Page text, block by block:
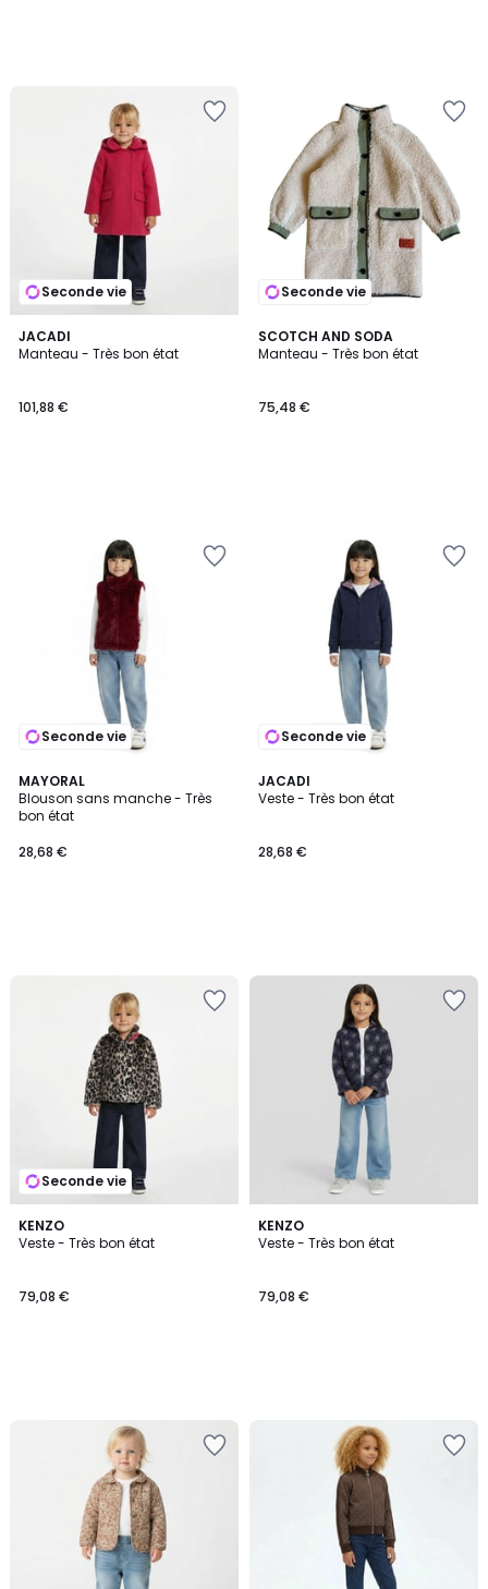
Seconde vie
JACADI
Manteau - Très bon état
101,88 €
Seconde vie
SCOTCH AND SODA
Manteau - Très bon état
75,48 €
Seconde vie
MAYORAL
Blouson sans manche - Très
bon état
28,68 €
Seconde vie
JACADI
Veste - Très bon état
28,68 €
Seconde vie
KENZO
Veste - Très bon état
79,08 €
KENZO
Veste - Très bon état
79,08 €